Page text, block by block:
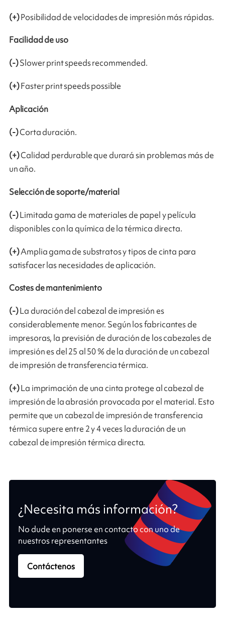
(+)Posibilidad de velocidades de impresión más rápidas.
Facilidad de uso
(-)Slower print speeds recommended.
(+)Faster print speeds possible
Aplicación
(-)Corta duración.
(+)Calidad perdurable que durará sin problemas más de
un año.
Selección de soporte/material
(-)Limitada gama de materiales de papel y película
disponibles con la química de la térmica directa.
(+)Amplia gama de substratos y tipos de cinta para
satisfacer las necesidades de aplicación.
Costes de mantenimiento
(-)La duración del cabezal de impresión es
considerablemente menor. Según los fabricantes de
impresoras, la previsión de duración de los cabezales de
impresión es del 25 al 50 % de la duración de un cabezal
de impresión de transferencia térmica.
(+)La imprimación de una cinta protege al cabezal de
impresión de la abrasión provocada por el material. Esto
permite que un cabezal de impresión de transferencia
térmica supere entre 2 y 4 veces la duración de un
cabezal de impresión térmica directa.
¿Necesita más información?
No dude en ponerse en contacto con uno de
nuestros representantes
Contáctenos